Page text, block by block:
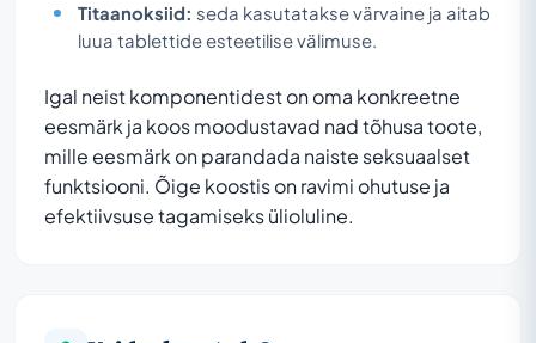
Titaanoksiid: seda kasutatakse värvaine ja aitab
luua tablettide esteetilise välimuse.
Igal neist komponentidest on oma konkreetne
eesmärk ja koos moodustavad nad tõhusa toote,
mille eesmärk on parandada naiste seksuaalset
funktsiooni. Õige koostis on ravimi ohutuse ja
efektiivsuse tagamiseks ülioluline.